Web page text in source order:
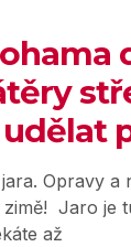
Opravy a
Jaro je
až